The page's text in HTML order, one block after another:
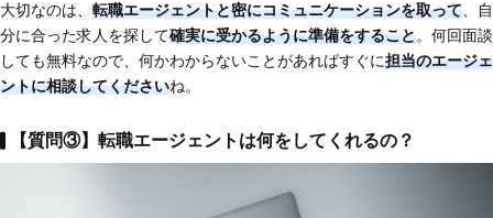
大切なのは、 転職エージェントと密にコミュニケーションを取って、自
分に合った求人を探して確実に受かるように準備をすること。何回面談
しても無料なので、何かわからないことがあればすぐに担当のエージェ
ントに相談してくださいね。
【質問③】転職エージェントは何をしてくれるの？